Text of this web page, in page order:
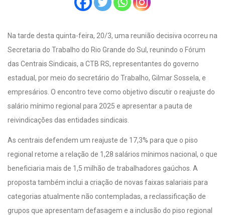
Na tarde desta quinta-feira, 20/3, uma reunião decisiva ocorreu na
Secretaria do Trabalho do Rio Grande do Sul, reunindo o Fórum
das Centrais Sindicais, a CTB RS, representantes do governo
estadual, por meio do secretário do Trabalho, Gilmar Sossela, e
empresários. O encontro teve como objetivo discutir o reajuste do
salário mínimo regional para 2025 e apresentar a pauta de
reivindicações das entidades sindicais.
As centrais defendem um reajuste de 17,3% para que o piso
regional retome a relação de 1,28 salários mínimos nacional, o que
beneficiaria mais de 1,5 milhão de trabalhadores gaúchos. A
proposta também inclui a criação de novas faixas salariais para
categorias atualmente não contempladas, a reclassificação de
grupos que apresentam defasagem e a inclusão do piso regional